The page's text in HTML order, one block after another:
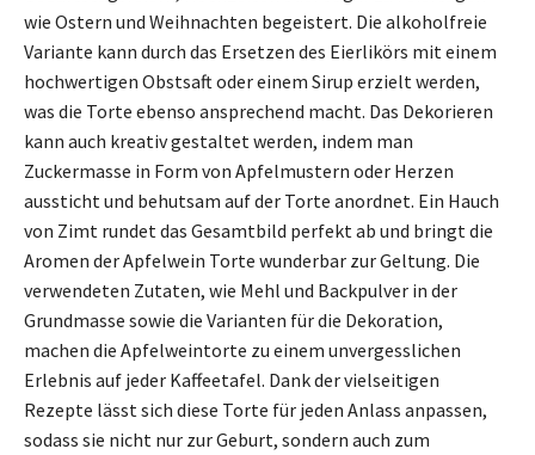
wie Ostern und Weihnachten begeistert. Die alkoholfreie
Variante kann durch das Ersetzen des Eierlikörs mit einem
hochwertigen Obstsaft oder einem Sirup erzielt werden,
was die Torte ebenso ansprechend macht. Das Dekorieren
kann auch kreativ gestaltet werden, indem man
Zuckermasse in Form von Apfelmustern oder Herzen
aussticht und behutsam auf der Torte anordnet. Ein Hauch
von Zimt rundet das Gesamtbild perfekt ab und bringt die
Aromen der Apfelwein Torte wunderbar zur Geltung. Die
verwendeten Zutaten, wie Mehl und Backpulver in der
Grundmasse sowie die Varianten für die Dekoration,
machen die Apfelweintorte zu einem unvergesslichen
Erlebnis auf jeder Kaffeetafel. Dank der vielseitigen
Rezepte lässt sich diese Torte für jeden Anlass anpassen,
sodass sie nicht nur zur Geburt, sondern auch zum